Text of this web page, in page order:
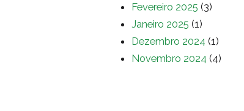
Fevereiro 2025 (3)
Janeiro 2025 (1)
Dezembro 2024 (1)
Novembro 2024 (4)